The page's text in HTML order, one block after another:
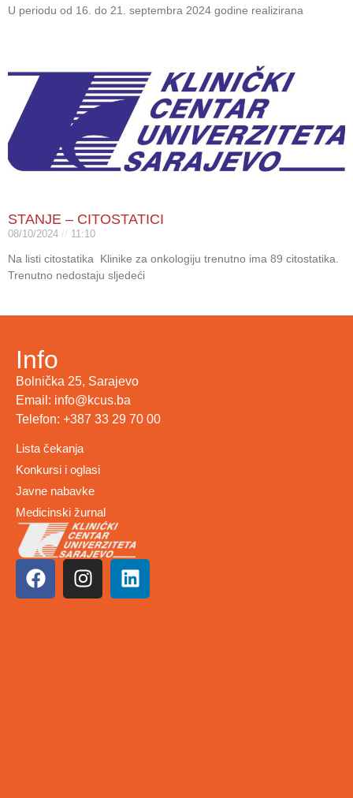
U periodu od 16. do 21. septembra 2024 godine realizirana
STANJE – CITOSTATICI
08/10/2024 11:10
Na listi citostatika Klinike za onkologiju trenutno ima 89 citostatika.
Trenutno nedostaju sljedeći
Info
Bolnička 25, Sarajevo
Email: info@kcus.ba
Telefon: +387 33 29 70 00
Lista čekanja
Konkursi i oglasi
Javne nabavke
Medicinski žurnal